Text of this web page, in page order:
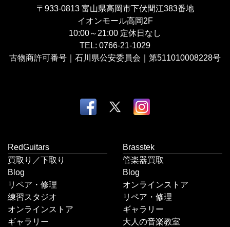
〒933-0813 富山県高岡市下伏間江383番地
イオンモール高岡2F
10:00～21:00 定休日なし
TEL: 0766-21-1029
古物商許可番号｜石川県公安委員会｜第511010008228号
RedGuitars
買取り／下取り
Blog
リペア・修理
練習スタジオ
オンラインストア
ギャラリー
Brasstek
管楽器買取
Blog
オンラインストア
リペア・修理
ギャラリー
大人の音楽教室